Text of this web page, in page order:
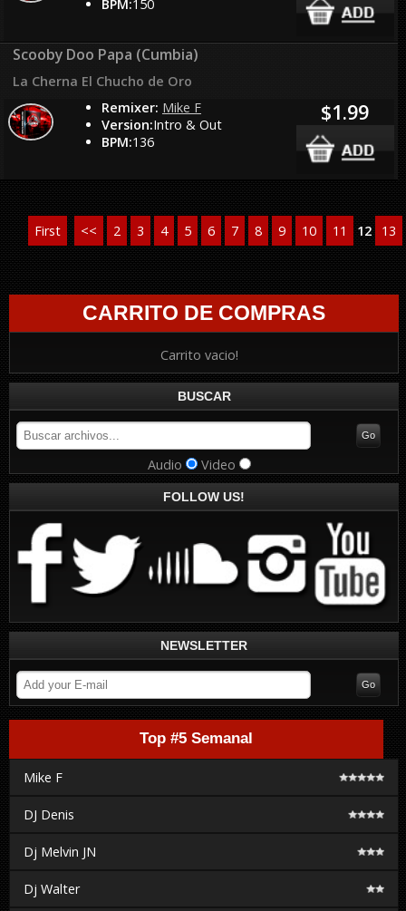
BPM:150
Scooby Doo Papa (Cumbia)
La Cherna El Chucho de Oro
Remixer: Mike F
Version:Intro & Out
BPM:136
$1.99
First << 2 3 4 5 6 7 8 9 10 11 12 13
CARRITO DE COMPRAS
Carrito vacio!
BUSCAR
Audio Video
FOLLOW US!
NEWSLETTER
Top #5 Semanal
Mike F
DJ Denis
Dj Melvin JN
Dj Walter